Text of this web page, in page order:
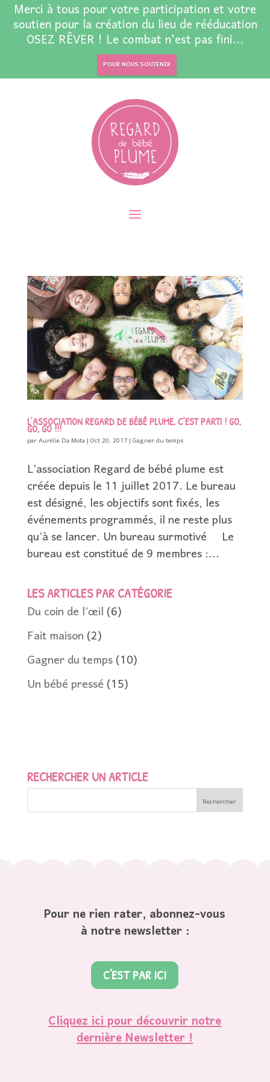
Merci à tous pour votre participation et votre
soutien pour la création du lieu de rééducation
OSEZ RÊVER ! Le combat n'est pas fini...
POUR NOUS SOUTENIR
L’ASSOCIATION REGARD DE BÉBÉ PLUME, C’EST PARTI ! GO,
GO, GO !!!
parAurélie Da Mota|Oct 20, 2017|Gagner du temps
L’association Regard de bébé plume est
créée depuis le 11 juillet 2017. Le bureau
est désigné, les objectifs sont fixés, les
événements programmés, il ne reste plus
qu’à se lancer. Un bureau surmotivé Le
bureau est constitué de 9 membres :...
LES ARTICLES PAR CATÉGORIE
Du coin de l’œil(6)
Fait maison(2)
Gagner du temps(10)
Un bébé pressé(15)
RECHERCHER UN ARTICLE
Pour ne rien rater, abonnez-vous
à notre newsletter :
C'EST PAR ICI
Cliquez ici pour découvrir notre
dernière Newsletter !